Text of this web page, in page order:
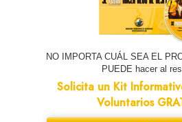
NO IMPORTA CUÁL SEA EL
PUEDE hacer al
Solicita un Kit
Voluntarios